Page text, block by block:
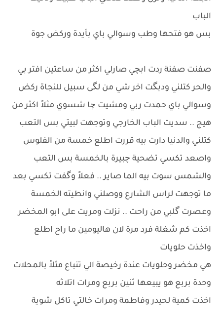
الباب
بس هو فتحها وطب وسوالي باي بأيدة وركض جوة
صفنت صفنة ردت ابچي صارلي اكثر من ساعتين افتر بي
والحر كتلني ودبگت اخر شي من لگى سبيل للنجاة ركض
وسوالي باي حمدت ربي ومشيت چا شسوي مثلاً اكثر من
هيج .. سديت الباب الخارجي وتوجهت لبيتي بس التعب
كتلني والدنيا دارت بيه قررت اطلع خمسة من الفلوس
واصعد تكسي تضحية چبيرة بالخمسة بس التعب
والشمس سوت بيه الما صاير .. فعلاً وگفت تكسي بعد
ما توجهت لراس الشارع ووصلني وانطيته الخمسة
وعصرت گلبي من راحت .. نزلت ومريت على ابو المخضر
اخذت كم شغلة فرد مرة لان هاليومين ما راح اطلع
واخذت حلويات
هي مخضر وحلويات عندة رخيصة الي تنباع مثلاً بالمحلات
وحدة بربع هو يبيعها ثنين بربع ومرات اتلاثه
اخذت كمية لحيدر وفاطمة ومرات خالتي تاكل شوية